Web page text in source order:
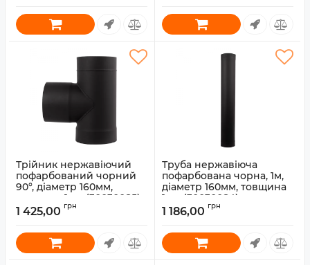
Трійник нержавіючий
пофарбований чорний
90°, діаметр 160мм,
товщина 1мм (30030085)
Артикул: 30030085
1 425,00 грн
Труба нержавіюча
пофарбована чорна, 1м,
діаметр 160мм, товщина
1мм (30030084)
Артикул: 30030084
1 186,00 грн